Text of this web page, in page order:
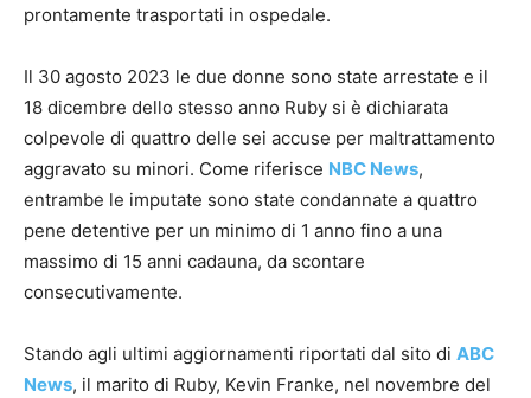
prontamente trasportati in ospedale.
Il 30 agosto 2023 le due donne sono state arrestate e il
18 dicembre dello stesso anno Ruby si è dichiarata
colpevole di quattro delle sei accuse per maltrattamento
aggravato su minori. Come riferisce NBC News,
entrambe le imputate sono state condannate a quattro
pene detentive per un minimo di 1 anno fino a una
massimo di 15 anni cadauna, da scontare
consecutivamente.
Stando agli ultimi aggiornamenti riportati dal sito di ABC
News, il marito di Ruby, Kevin Franke, nel novembre del